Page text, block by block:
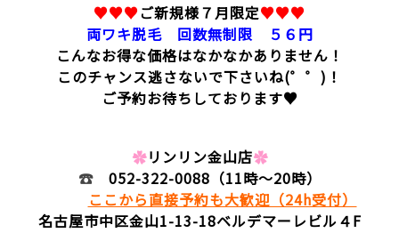
♥♥♥ご新規様７月限定♥♥♥
両ワキ脱毛 回数無制限 ５６円
こんなお得な価格はなかなかありません！
このチャンス逃さないで下さいね(゜゜)！
ご予約お待ちしております♥
✿リンリン金山店✿
☎ 052-322-0088 （11時～20時）
ここから直接予約も大歓迎（24h受付）
名古屋市中区金山1-13-18ベルデマーレビル４F